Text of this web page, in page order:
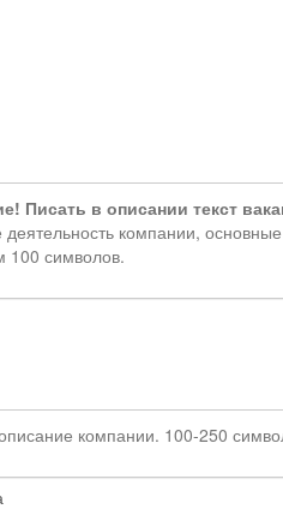
Писать в описании текст
компании,
100 символов.
компании. 100-250